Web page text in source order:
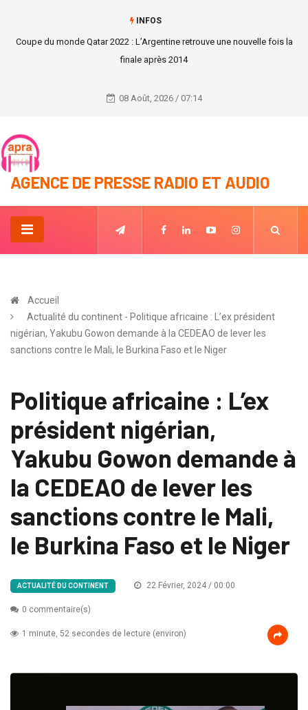
INFOS
Le monde célèbre les personnes du troisième âge.
08 Août, 2026 / 07:14
AGENCE DE PRESSE RADIO ET AUDIO
Accueil
Actualité du continent - Politique africaine : L’ex président
nigérian, Yakubu Gowon demande à la CEDEAO de lever les
sanctions contre le Mali, le Burkina Faso et le Niger
Politique africaine : L’ex
président nigérian,
Yakubu Gowon demande à
la CEDEAO de lever les
sanctions contre le Mali,
le Burkina Faso et le Niger
ACTUALITÉ DU CONTINENT 22 Février, 2024 / 00:00
0 commentaire(s)
1 minute, 52 secondes de lecture (environ)